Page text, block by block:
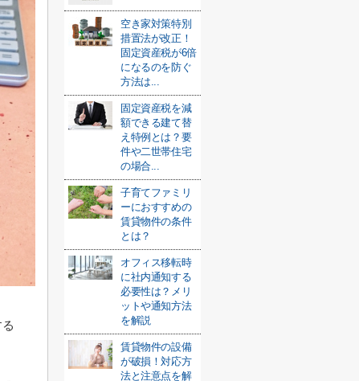
空き家対策特別
措置法が改正！
固定資産税が6倍
になるのを防ぐ
方法は...
固定資産税を減
額できる建て替
え特例とは？要
件や二世帯住宅
の場合...
子育てファミリ
ーにおすすめの
賃貸物件の条件
とは？
オフィス移転時
に社内通知する
必要性は？メリ
ットや通知方法
を解説
賃貸物件の設備
が破損！対応方
法と注意点を解